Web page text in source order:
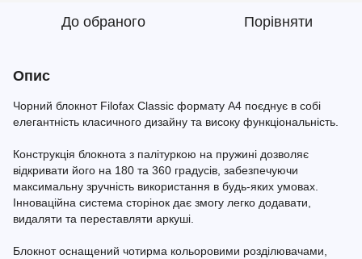
До обраного Порівняти
Опис
Чорний блокнот Filofax Classic формату A4 поєднує в собі
елегантність класичного дизайну та високу функціональність.
Конструкція блокнота з палітуркою на пружині дозволяє
відкривати його на 180 та 360 градусів, забезпечуючи
максимальну зручність використання в будь-яких умовах.
Інноваційна система сторінок дає змогу легко додавати,
видаляти та переставляти аркуші.
Блокнот оснащений чотирма кольоровими розділювачами,